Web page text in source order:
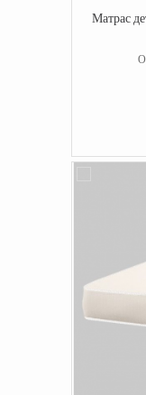
Матрас